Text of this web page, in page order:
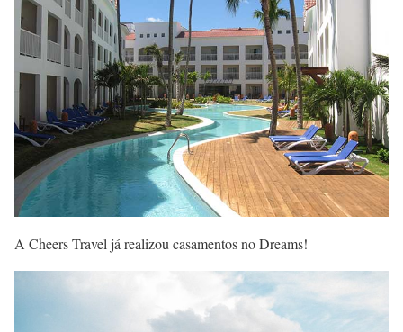
A Cheers Travel já realizou casamentos no Dreams!